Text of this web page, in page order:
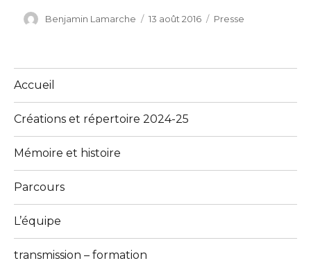
Auteur
Benjamin Lamarche
Publié
13 août 2016 Catégories
Presse
Accueil
Créations et répertoire 2024-25
Mémoire et histoire
Parcours
L’équipe
transmission – formation